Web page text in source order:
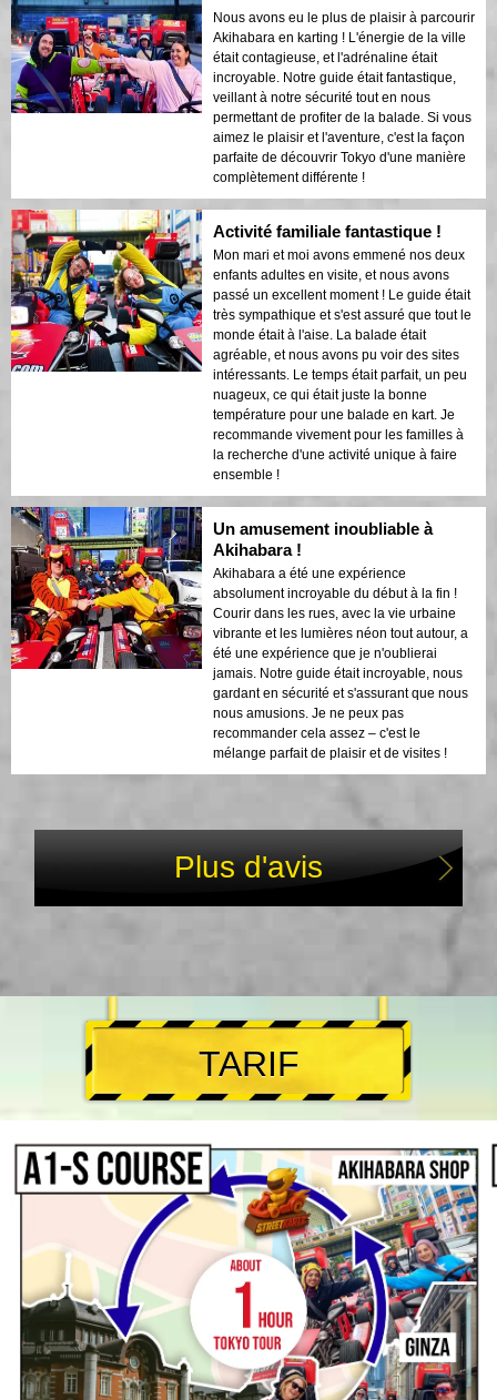
Nous avons eu le plus de plaisir à parcourir
Akihabara en karting ! L'énergie de la ville
était contagieuse, et l'adrénaline était
incroyable. Notre guide était fantastique,
veillant à notre sécurité tout en nous
permettant de profiter de la balade. Si vous
aimez le plaisir et l'aventure, c'est la façon
parfaite de découvrir Tokyo d'une manière
complètement différente !
Activité familiale fantastique !
Mon mari et moi avons emmené nos deux
enfants adultes en visite, et nous avons
passé un excellent moment ! Le guide était
très sympathique et s'est assuré que tout le
monde était à l'aise. La balade était
agréable, et nous avons pu voir des sites
intéressants. Le temps était parfait, un peu
nuageux, ce qui était juste la bonne
température pour une balade en kart. Je
recommande vivement pour les familles à
la recherche d'une activité unique à faire
ensemble !
Un amusement inoubliable à
Akihabara !
Akihabara a été une expérience
absolument incroyable du début à la fin !
Courir dans les rues, avec la vie urbaine
vibrante et les lumières néon tout autour, a
été une expérience que je n'oublierai
jamais. Notre guide était incroyable, nous
gardant en sécurité et s'assurant que nous
nous amusions. Je ne peux pas
recommander cela assez – c'est le
mélange parfait de plaisir et de visites !
Plus d'avis
TARIF